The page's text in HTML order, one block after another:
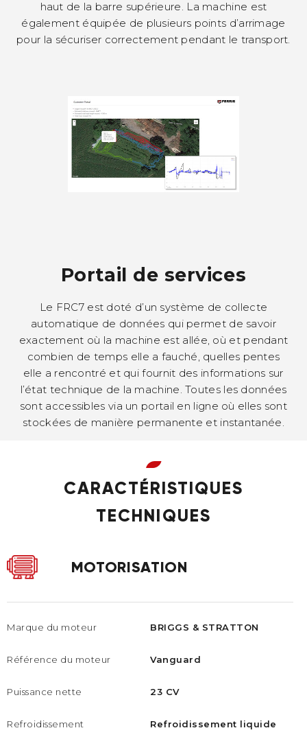
haut de la barre supérieure. La machine est
également équipée de plusieurs points d’arrimage
pour la sécuriser correctement pendant le transport.
Portail de services
Le FRC7 est doté d’un système de collecte
automatique de données qui permet de savoir
exactement où la machine est allée, où et pendant
combien de temps elle a fauché, quelles pentes
elle a rencontré et qui fournit des informations sur
l’état technique de la machine. Toutes les données
sont accessibles via un portail en ligne où elles sont
stockées de manière permanente et instantanée.
CARACTÉRISTIQUES
TECHNIQUES
MOTORISATION
Marque du moteur
Référence du moteur
Puissance nette
Refroidissement
BRIGGS & STRATTON
Vanguard
23 CV
Refroidissement liquide